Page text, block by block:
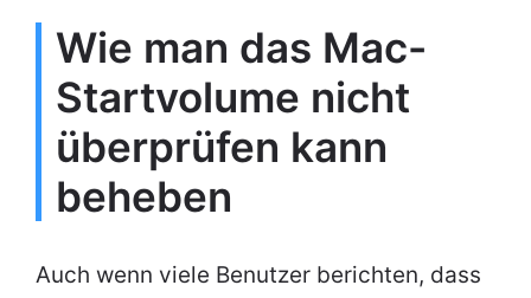
Wie man das Mac-
Startvolume nicht
überprüfen kann
beheben
Auch wenn viele Benutzer berichten, dass